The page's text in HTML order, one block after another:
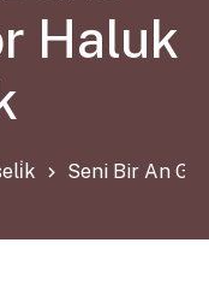
Haluk
Seni Bir An